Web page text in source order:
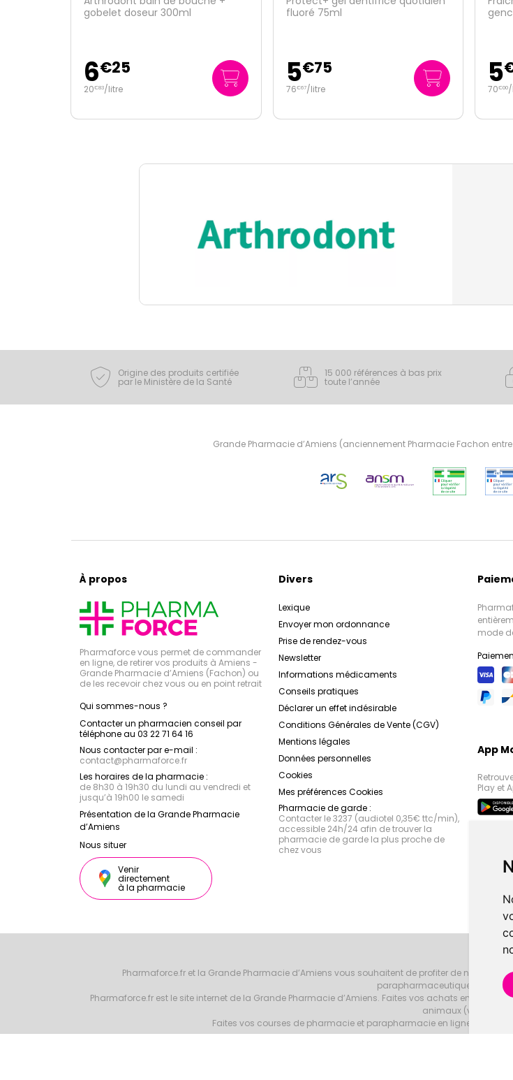
fluoré 75ml
5€75
76€67/litre
gencives irritées 75ml
5€25
70€00/litre 9
66€33/
Origine des produits certifiée
par le Ministère de la Santé
15 000 références à bas prix
toute l’année
Grande Pharmacie d’Amiens (anciennement Pharmacie Fachon
À propos
Pharmaforce vous permet de commander
en ligne, de retirer vos produits à Amiens -
Grande Pharmacie d’Amiens (Fachon) ou
de les recevoir chez vous ou en point retrait
Qui sommes-nous ?
Contacter un pharmacien conseil par
téléphone au 03 22 71 64 16
Nous contacter par e-mail :
contact@pharmaforce.fr
Les horaires de la pharmacie :
de 8h30 à 19h30 du lundi au vendredi et
jusqu’à 19h00 le samedi
Présentation de la Grande Pharmacie
d’Amiens
Nous situer
Venir
directement
à la pharmacie
Divers
Lexique
Envoyer mon ordonnance
Prise de rendez-vous
Newsletter
Informations médicaments
Conseils pratiques
Déclarer un effet indésirable
Conditions Générales de Vente (CGV)
Mentions légales
Données personnelles
Cookies
Mes préférences Cookies
Pharmacie de garde :
Contacter le 3237 (audiotel 0,35€ ttc/min),
accessible 24h/24 afin de trouver la
pharmacie de garde la plus proche de
chez vous
mode
App
Play et
Pharmaforce.fr et la Grande Pharmacie d’Amiens vous souhaitent de profiter de notre
parapharmaceutiques, beauté
Pharmaforce.fr est le site internet de la Grande Pharmacie d’Amiens. Faites vos achats en ligne
animaux (vétérinaire).
Faites vos courses de pharmacie et parapharmacie en ligne et venez